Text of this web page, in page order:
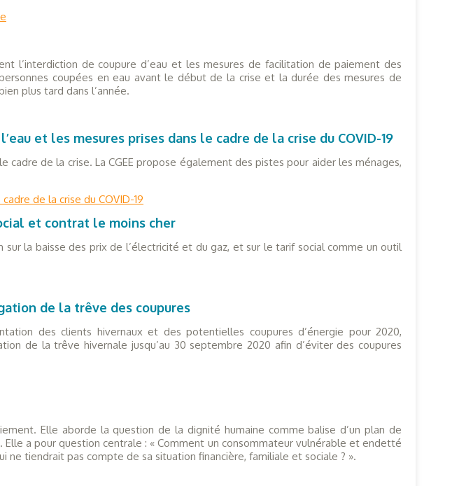
l’interdiction de coupure d’eau et les mesures de facilitation de paiement des
coupées en eau avant le début de la crise et la durée des mesures de
plus tard dans l’année.
et les mesures prises dans le cadre de la crise du COVID-19
cadre de la crise. La CGEE propose également des pistes pour aider les ménages,
de la crise du COVID-19
et contrat le moins cher
la baisse des prix de l’électricité et du gaz, et sur le tarif social comme un outil
de la trêve des coupures
des clients hivernaux et des potentielles coupures d’énergie pour 2020,
de la trêve hivernale jusqu’au 30 septembre 2020 afin d’éviter des coupures
Elle aborde la question de la dignité humaine comme balise d’un plan de
a pour question centrale : « Comment un consommateur vulnérable et endetté
tiendrait pas compte de sa situation financière, familiale et sociale ? ».